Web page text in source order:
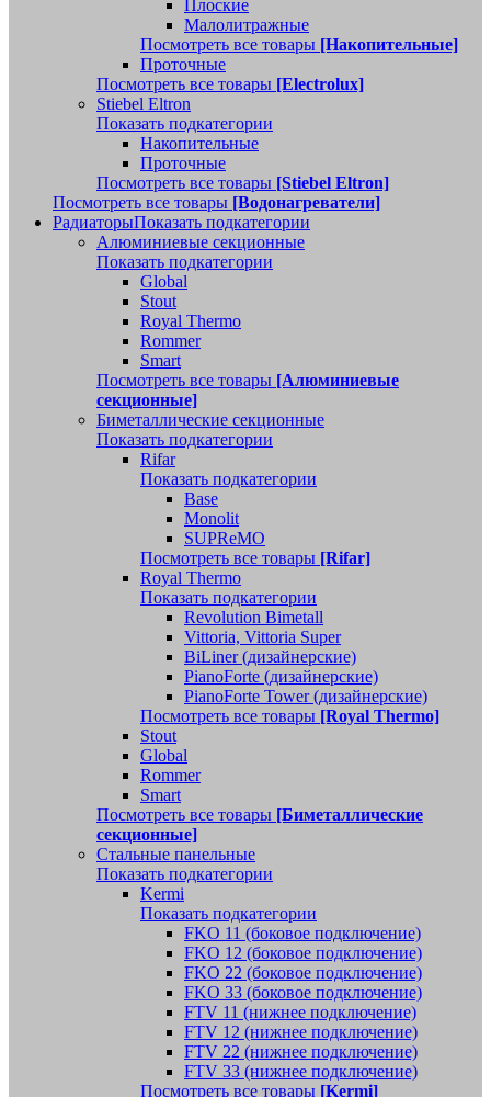
Плоские
Малолитражные
Посмотреть все товары [Накопительные]
Проточные
Посмотреть все товары [Electrolux]
Stiebel Eltron
Показать подкатегории
Накопительные
Проточные
Посмотреть все товары [Stiebel Eltron]
Посмотреть все товары [Водонагреватели]
РадиаторыПоказать подкатегории
Алюминиевые секционные
Показать подкатегории
Global
Stout
Royal Thermo
Rommer
Smart
Посмотреть все товары [Алюминиевые
секционные]
Биметаллические секционные
Показать подкатегории
Rifar
Показать подкатегории
Base
Monolit
SUPReMO
Посмотреть все товары [Rifar]
Royal Thermo
Показать подкатегории
Revolution Bimetall
Vittoria, Vittoria Super
BiLiner (дизайнерские)
PianoForte (дизайнерские)
PianoForte Tower (дизайнерские)
Посмотреть все товары [Royal Thermo]
Stout
Global
Rommer
Smart
Посмотреть все товары [Биметаллические
секционные]
Стальные панельные
Показать подкатегории
Kermi
Показать подкатегории
FKO 11 (боковое подключение)
FKO 12 (боковое подключение)
FKO 22 (боковое подключение)
FKO 33 (боковое подключение)
FTV 11 (нижнее подключение)
FTV 12 (нижнее подключение)
FTV 22 (нижнее подключение)
FTV 33 (нижнее подключение)
Посмотреть все товары [Kermi]